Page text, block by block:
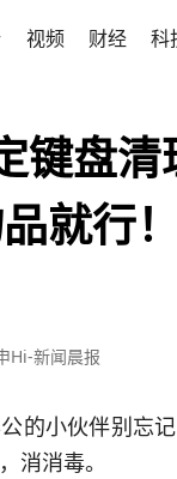
视频 财经 科
键盘
就行
Hi-新闻晨报
的小伙伴别忘
消消毒。